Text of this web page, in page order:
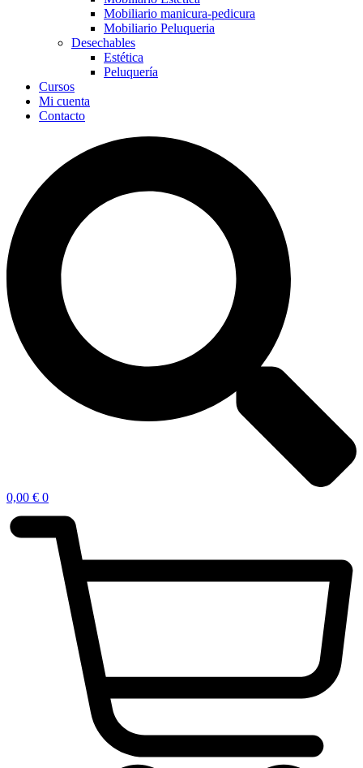
Mobiliario manicura-pedicura
Mobiliario Peluqueria
Desechables
Estética
Peluquería
Cursos
Mi cuenta
Contacto
0,00 € 0